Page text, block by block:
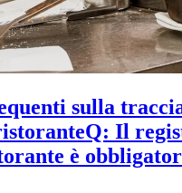
sulla
Q: Il
è